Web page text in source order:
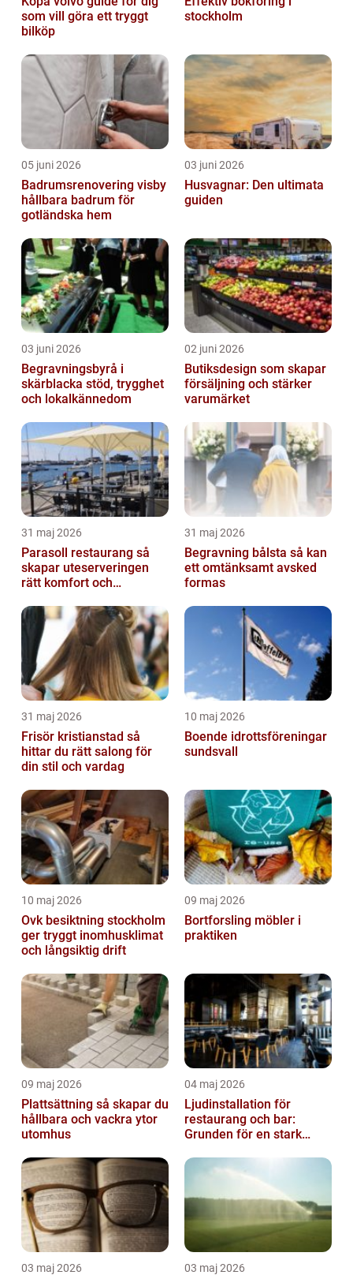
som vill göra ett tryggt
bilköp
stockholm
05 juni 2026
Badrumsrenovering visby
hållbara badrum för
gotländska hem
03 juni 2026
Husvagnar: Den ultimata
guiden
03 juni 2026
Begravningsbyrå i
skärblacka stöd, trygghet
och lokalkännedom
02 juni 2026
Butiksdesign som skapar
försäljning och stärker
varumärket
31 maj 2026
Parasoll restaurang så
skapar uteserveringen
rätt komfort och
31 maj 2026
Begravning bålsta så kan
ett omtänksamt avsked
formas
31 maj 2026
Frisör kristianstad så
hittar du rätt salong för
din stil och vardag
10 maj 2026
Boende idrottsföreningar
sundsvall
10 maj 2026
Ovk besiktning stockholm
ger tryggt inomhusklimat
och långsiktig drift
09 maj 2026
Bortforsling möbler i
praktiken
09 maj 2026
Plattsättning så skapar du
hållbara och vackra ytor
utomhus
04 maj 2026
Ljudinstallation för
restaurang och bar:
Grunden för en stark
03 maj 2026 03 maj 2026